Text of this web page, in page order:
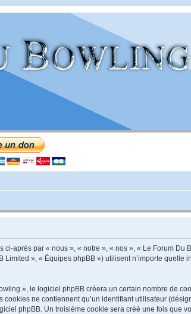
après par « nous », « notre », « nos », « Le Forum Du
», « Équipes phpBB ») utilisent n’importe quelle
», le logiciel phpBB créera un certain nombre de
ne contiennent qu’un identifiant utilisateur
phpBB. Un troisième cookie sera créé une fois que